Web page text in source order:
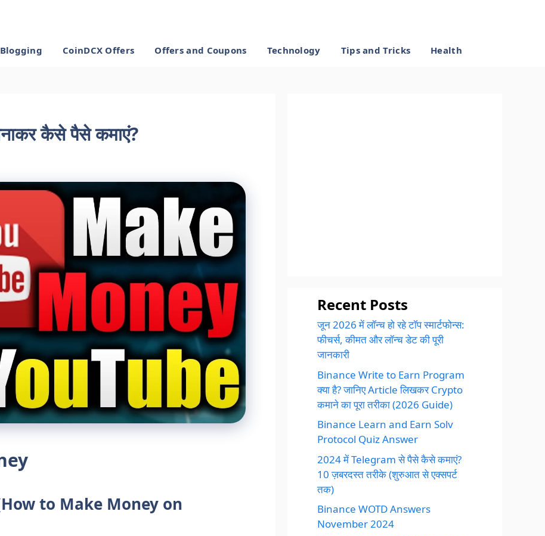
Blogging CoinDCX Offers Offers and Coupons Technology Tips and Tricks Health
कैसे पैसे कमाएं?
to Make Money on
Recent Posts
जून 2026 में लॉन्च हो रहे टॉप स्मार्टफोन्स:
फीचर्स, कीमत और लॉन्च डेट की पूरी
जानकारी
Binance Write to Earn Program
क्या है? जानिए Article लिखकर Crypto
कमाने का पूरा तरीका (2026 Guide)
Binance Learn and Earn Solv
Protocol Quiz Answer
2024 में Telegram से पैसे कैसे कमाएं?
10 ज़बरदस्त तरीके (शुरुआत से एक्सपर्ट
तक)
Binance WOTD Answers
November 2024